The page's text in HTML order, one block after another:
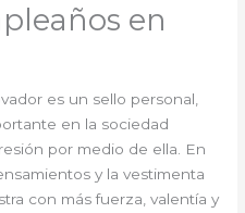
en
es un sello personal,
en la sociedad
por medio de ella. En
y la vestimenta
con más fuerza, valentía y